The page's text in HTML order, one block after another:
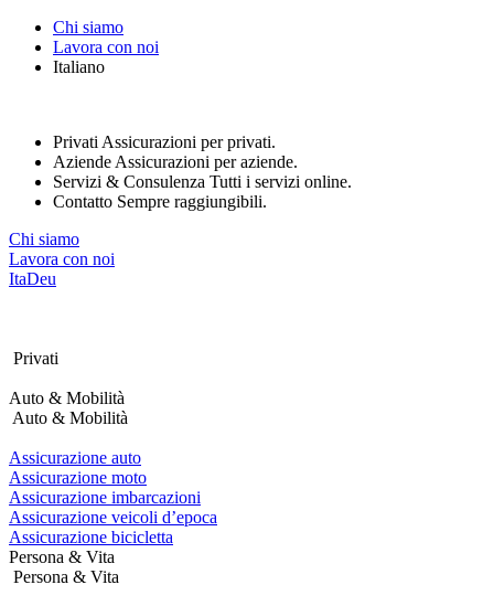
questo
Web
accessibilità.
Chi siamo
Lavora con noi
Italiano
Privati Assicurazioni per privati.
Aziende Assicurazioni per aziende.
Servizi & Consulenza Tutti i servizi online.
Contatto Sempre raggiungibili.
Chi siamo
Lavora con noi
ItaDeu
Privati
Auto & Mobilità
Auto & Mobilità
Assicurazione auto
Assicurazione moto
Assicurazione imbarcazioni
Assicurazione veicoli d’epoca
Assicurazione bicicletta
Persona & Vita
Persona & Vita